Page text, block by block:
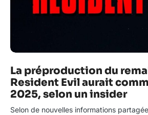
La préproduction du
Resident Evil aurait
2025, selon un insider
Selon de nouvelles informations